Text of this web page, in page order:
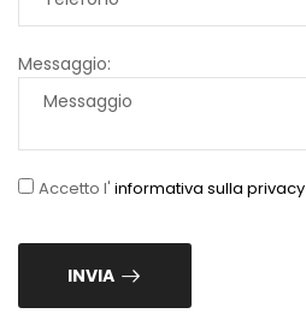
Messaggio:
Accetto l' informativa sulla privacy
INVIA